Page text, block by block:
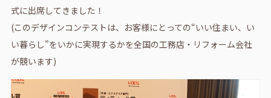
式に出席してきました！
(このデザインコンテストは、お客様にとっての“いい住まい、い
い暮らし”をいかに実現するかを全国の工務店・リフォーム会社
が競います)